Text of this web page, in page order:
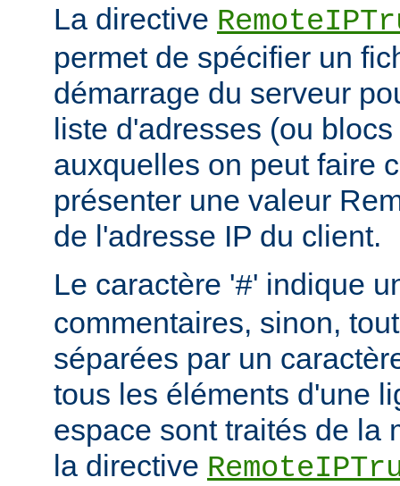
La directive
permet de spécifier un
démarrage du serveur
liste d'adresses (ou
auxquelles on peut faire
présenter une valeur
de l'adresse IP du client.
Le caractère '#' indique
commentaires, sinon,
séparées par un
tous les éléments d'une
espace sont traités de la
la directive